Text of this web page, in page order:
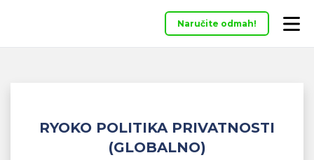
Naručite odmah!
RYOKO POLITIKA PRIVATNOSTI
(GLOBALNO)